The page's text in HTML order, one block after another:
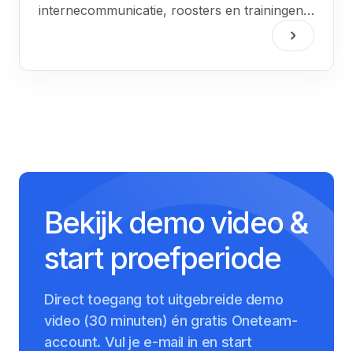
internecommunicatie, roosters en trainingen
medewerkers meer betrokken en tevreden
maakte.
Bekijk demo video &
start proefperiode
Direct toegang tot uitgebreide demo
video (30 minuten) én gratis Oneteam-
account. Vul je e-mail in en start